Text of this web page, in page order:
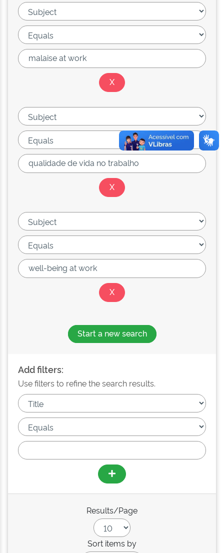
Start a new search
Add filters:
Use filters to refine the search results.
Results/Page
Sort items by